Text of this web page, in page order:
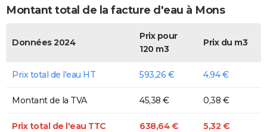
Montant total de la facture d'eau à Mons
Données 2024
Prix pour
120 m3
Prix du m3
Prix total de l'eau HT 593,26 € 4,94 €
Montant de la TVA 45,38 € 0,38 €
Prix total de l'eau TTC 638,64 € 5,32 €